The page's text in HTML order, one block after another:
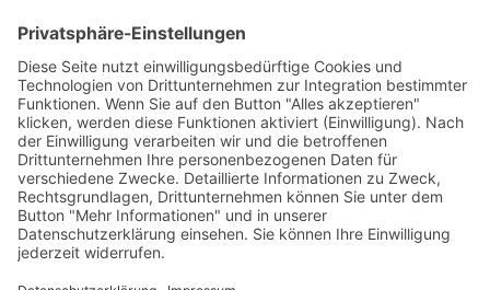
Kulturland Brandenburg
AWO Selbsthilfe
AWO eLearning
Kultur für JEDEN
AWO 1plus9
Dachverband Freie Suchtselbsthilfe
© 1990 - 2026 Arbeiterwohlfahrt Bezirksverband Potsdam e. V.
Impressum|Datenschutz |Barrierefreiheitserklärung
Jobportal